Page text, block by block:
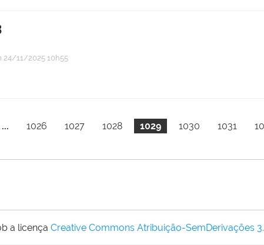
24/11/2025 10h55
... 1026 1027 1028 1029 1030 1031
a licença Creative Commons Atribuição-SemDerivações